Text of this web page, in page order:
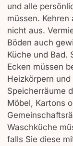
und alle
müssen.
nicht aus.
Böden auch
Küche und Bad.
Ecken müssen
Heizkörpern
Speicherräume
Möbel, Kartons
Waschküche
falls Sie diese